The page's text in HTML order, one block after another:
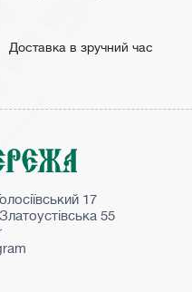
Доставка в зручний час
17
55